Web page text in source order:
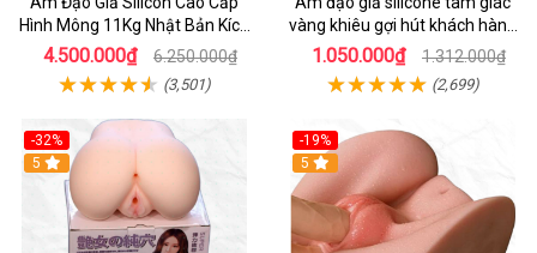
Hình Mông 11Kg Nhật Bản Kích
Thước Như Thật
4.500.000₫ 6.250.000₫
(3,501)
vàng khiêu gợi hút khách hàng
nam
1.050.000₫ 1.312.000₫
(2,699)
-32%
Hot
5
-19%
Hot
5